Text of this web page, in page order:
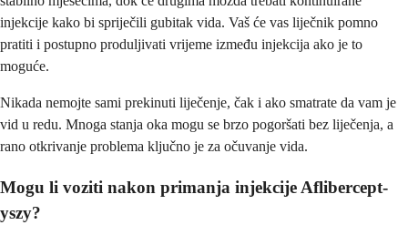
injekcije kako bi spriječili gubitak vida. Vaš će vas liječnik pomno
pratiti i postupno produljivati vrijeme između injekcija ako je to
moguće.
Nikada nemojte sami prekinuti liječenje, čak i ako smatrate da vam je
vid u redu. Mnoga stanja oka mogu se brzo pogoršati bez liječenja, a
rano otkrivanje problema ključno je za očuvanje vida.
Mogu li voziti nakon primanja injekcije Aflibercept-
yszy?